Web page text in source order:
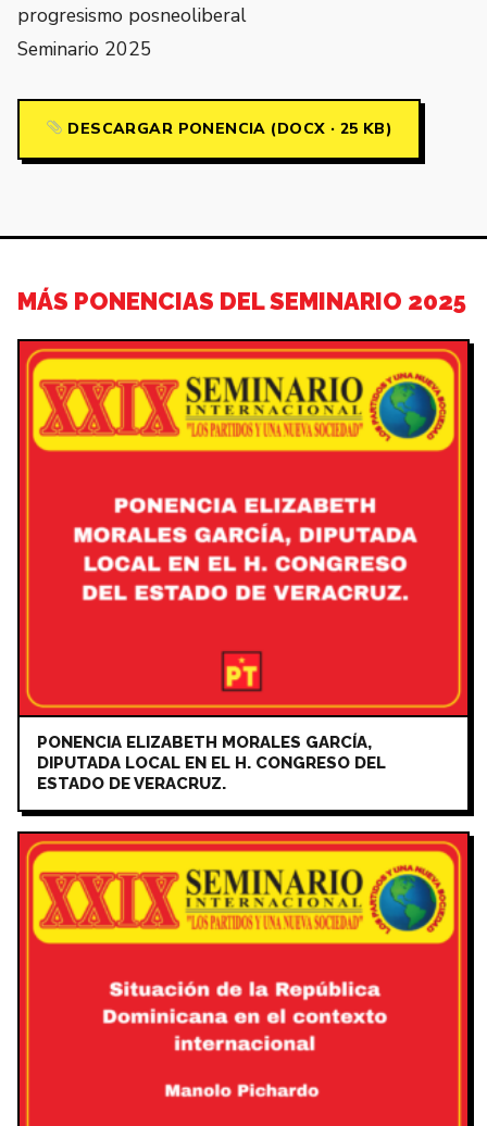
progresismo posneoliberal
Seminario 2025
DESCARGAR PONENCIA (DOCX · 25 KB)
MÁS PONENCIAS DEL SEMINARIO 2025
PONENCIA ELIZABETH MORALES GARCÍA,
DIPUTADA LOCAL EN EL H. CONGRESO DEL
ESTADO DE VERACRUZ.